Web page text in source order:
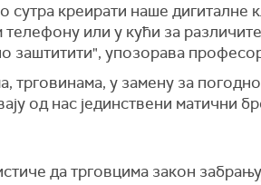
сутра креирати наше дигиталне
или у кући за
заштитити", упозорава
у замену за
од нас јединствени матични
да трговцима закон